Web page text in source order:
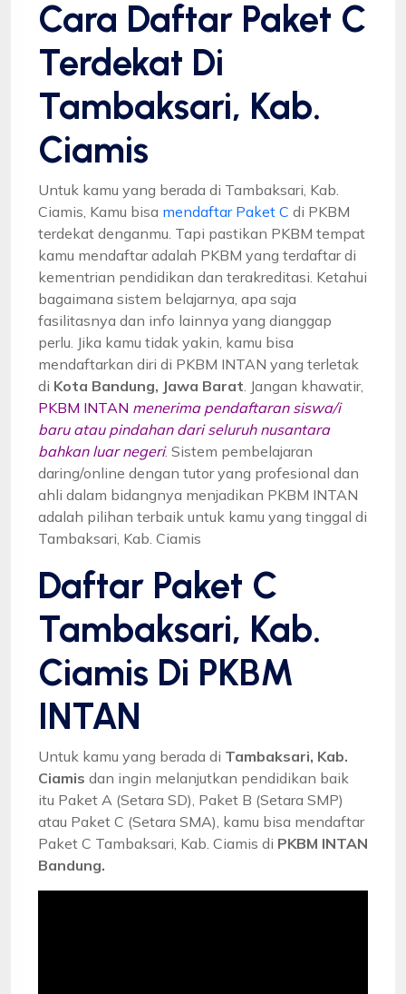
Cara Daftar Paket C
Terdekat Di
Tambaksari, Kab.
Ciamis
Untuk kamu yang berada di Tambaksari, Kab.
Ciamis, Kamu bisa mendaftar Paket C di PKBM
terdekat denganmu. Tapi pastikan PKBM tempat
kamu mendaftar adalah PKBM yang terdaftar di
kementrian pendidikan dan terakreditasi. Ketahui
bagaimana sistem belajarnya, apa saja
fasilitasnya dan info lainnya yang dianggap
perlu. Jika kamu tidak yakin, kamu bisa
mendaftarkan diri di PKBM INTAN yang terletak
di Kota Bandung, Jawa Barat . Jangan khawatir,
PKBM INTAN menerima pendaftaran siswa/i
baru atau pindahan dari seluruh nusantara
bahkan luar negeri. Sistem pembelajaran
daring/online dengan tutor yang profesional dan
ahli dalam bidangnya menjadikan PKBM INTAN
adalah pilihan terbaik untuk kamu yang tinggal di
Tambaksari, Kab. Ciamis
Daftar Paket C
Tambaksari, Kab.
Ciamis Di PKBM
INTAN
Untuk kamu yang berada di Tambaksari, Kab.
Ciamis dan ingin melanjutkan pendidikan baik
itu Paket A (Setara SD), Paket B (Setara SMP)
atau Paket C (Setara SMA), kamu bisa mendaftar
Paket C Tambaksari, Kab. Ciamis di PKBM INTAN
Bandung.